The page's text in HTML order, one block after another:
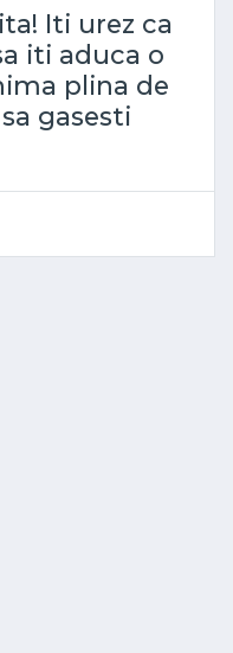
Iti urez ca
iti aduca o
plina de
gasesti